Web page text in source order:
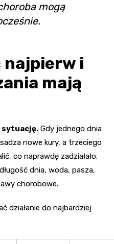
mogą
najpierw i
mają
sytuację. Gdy jednego dnia
nowe kury, a trzeciego
co naprawdę zadziałało.
dnia, woda, pasza,
chorobowe.
działanie do najbardziej